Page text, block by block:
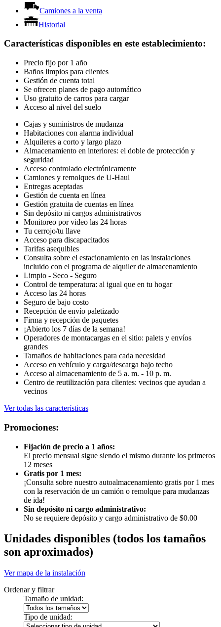
Camiones a la venta
Historial
Características disponibles en este establecimiento:
Precio fijo por 1 año
Baños limpios para clientes
Gestión de cuenta total
Se ofrecen planes de pago automático
Uso gratuito de carros para cargar
Acceso al nivel del suelo
Cajas y suministros de mudanza
Habitaciones con alarma individual
Alquileres a corto y largo plazo
Almacenamiento en interiores: el doble de protección y
seguridad
Acceso controlado electrónicamente
Camiones y remolques de U-Haul
Entregas aceptadas
Gestión de cuenta en línea
Gestión gratuita de cuentas en línea
Sin depósito ni cargos administrativos
Monitoreo por video las 24 horas
Tu cerrojo/tu llave
Acceso para discapacitados
Tarifas asequibles
Consulta sobre el estacionamiento en las instalaciones
incluido con el programa de alquiler de almacenamiento
Limpio - Seco - Seguro
Control de temperatura: al igual que en tu hogar
Acceso las 24 horas
Seguro de bajo costo
Recepción de envío paletizado
Firma y recepción de paquetes
¡Abierto los 7 días de la semana!
Operadores de montacargas en el sitio: palets y envíos
grandes
Tamaños de habitaciones para cada necesidad
Acceso en vehículo y carga/descarga bajo techo
Acceso al almacenamiento de 5 a. m. - 10 p. m.
Centro de reutilización para clientes: vecinos que ayudan a
vecinos
Ver todas las características
Promociones:
Fijación de precio a 1 años:
El precio mensual sigue siendo el mismo durante los primeros
12 meses
Gratis por 1 mes:
¡Consulta sobre nuestro autoalmacenamiento gratis por 1 mes
con la reservación de un camión o remolque para mudanzas
de ida!
Sin depósito ni cargo administrativo:
No se requiere depósito y cargo administrativo de $0.00
Unidades disponibles (todos los tamaños
son aproximados)
Ver mapa de la instalación
Ordenar y filtrar
Tamaño de unidad:
Tipo de unidad: